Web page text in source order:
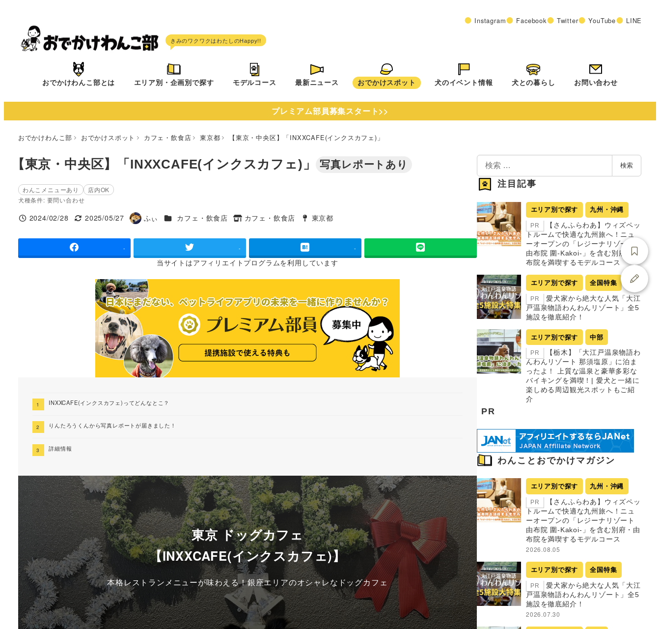
へ
Instagram Facebook Twitter YouTube LINE
おでかけわんこ部とは エリア別・企画別で探す モデルコース 最新ニュース おでかけスポット 犬のイベント情報 犬との暮らし お問い合わせ
プレミアム部員募集スタート>>
おでかけわんこ部 おでかけスポット カフェ・飲食店 東京都 【東京・中央区】「INXXCAFE(インクスカフェ)」
【東京・中央区】「INXXCAFE(インクスカフェ)」 写真レポートあり
わんこメニューあり
店内OK
犬種条件: 要問い合わせ
投稿日
2024/02/28
更新日
2025/05/27
著
ふぃ 施設ジャンル
カフェ・飲食店
タグ
カフェ・飲食店
タグ
東京都
- - -
当サイトはアフィリエイトプログラムを利用しています
INXXCAFE(インクスカフェ)ってどんなとこ？
りんたろうくんから写真レポートが届きました！
詳細情報
東京 ドッグカフェ
【INXXCAFE(インクスカフェ)】
本格レストランメニューが味わえる！銀座エリアのオシャレなドッグカフェ
検
索
検索
注目記事
エリア別で探す 九州・沖縄
PR
【さんふらわあ】ウィズペッ
トルームで快適な九州旅へ！ニュ
ーオープンの「レジーナリゾート
由布院 圍-Kakoi-」を含む別府・由
布院を満喫するモデルコース
エリア別で探す 全国特集
PR
愛犬家から絶大な人気「大江
戸温泉物語わんわんリゾート」全5
施設を徹底紹介！
エリア別で探す 中部
PR
【栃木】「大江戸温泉物語わ
んわんリゾート 那須塩原」に泊ま
ったよ！ 上質な温泉と豪華多彩な
バイキングを満喫！| 愛犬と一緒に
楽しめる周辺観光スポットもご紹
介
PR
わんことおでかけマガジン
エリア別で探す 九州・沖縄
PR
【さんふらわあ】ウィズペッ
トルームで快適な九州旅へ！ニュ
ーオープンの「レジーナリゾート
由布院 圍-Kakoi-」を含む別府・由
布院を満喫するモデルコース
2026.08.05
エリア別で探す 全国特集
PR
愛犬家から絶大な人気「大江
戸温泉物語わんわんリゾート」全5
施設を徹底紹介！
2026.07.30